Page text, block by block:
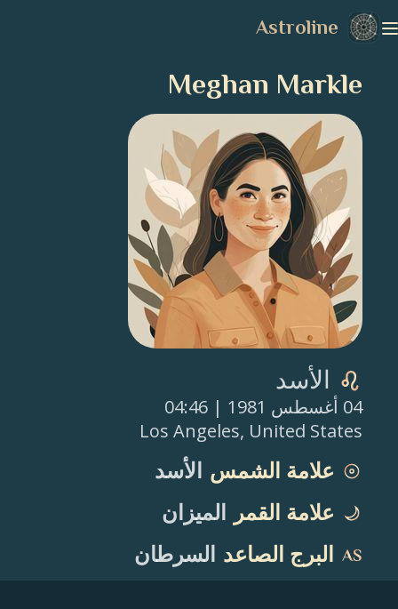
Astroline
Meghan Markle
الأسد
04 أغسطس 1981
| 04:46
Los Angeles, United States
علامة الشمس
الأسد
علامة القمر
الميزان
البرج الصاعد
السرطان